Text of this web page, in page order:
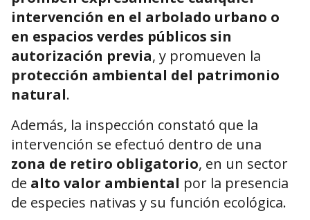
intervención en el arbolado urbano o
en espacios verdes públicos sin
autorización previa, y promueven la
protección ambiental del patrimonio
natural.
Además, la inspección constató que la
intervención se efectuó dentro de una
zona de retiro obligatorio, en un sector
de alto valor ambiental por la presencia
de especies nativas y su función ecológica.